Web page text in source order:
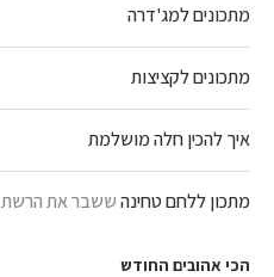
מתכונים למג'דרה
מתכונים לקציצות
איך להכין חלה מושלמת
מתכון ללחם טחינהששבר את הרשת
הכי אהובים החודש